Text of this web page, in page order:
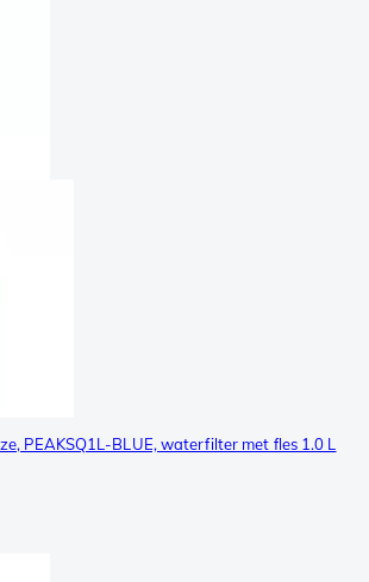
PEAKSQ1L-BLUE, waterfilter met fles 1.0 L